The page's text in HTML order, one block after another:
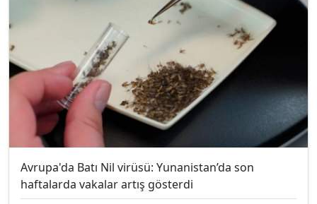
Avrupa'da Batı Nil virüsü: Yunanistan’da son
haftalarda vakalar artış gösterdi